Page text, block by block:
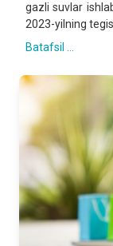
gazli suvlar
2023-yilning
Batafsil ...